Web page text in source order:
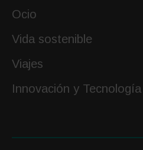
Ocio
Vida sostenible
Viajes
Innovación y Tecnología